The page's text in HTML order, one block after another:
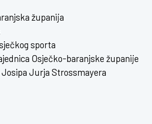
županija
sporta
Osječko-baranjske županije
Jurja Strossmayera